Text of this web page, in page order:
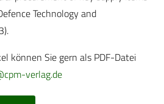
Technology and
können Sie gern als PDF-Datei
verlag.de